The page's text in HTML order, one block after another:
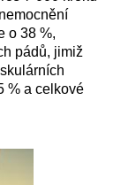
o 38 %,
pádů, jimiž
% a celkové